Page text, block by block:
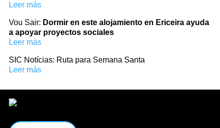
Leer más
Vou Sair: Dormir en este alojamiento en Ericeira ayuda
a apoyar proyectos sociales
Leer más
SIC Notícias: Ruta para Semana Santa
Leer más